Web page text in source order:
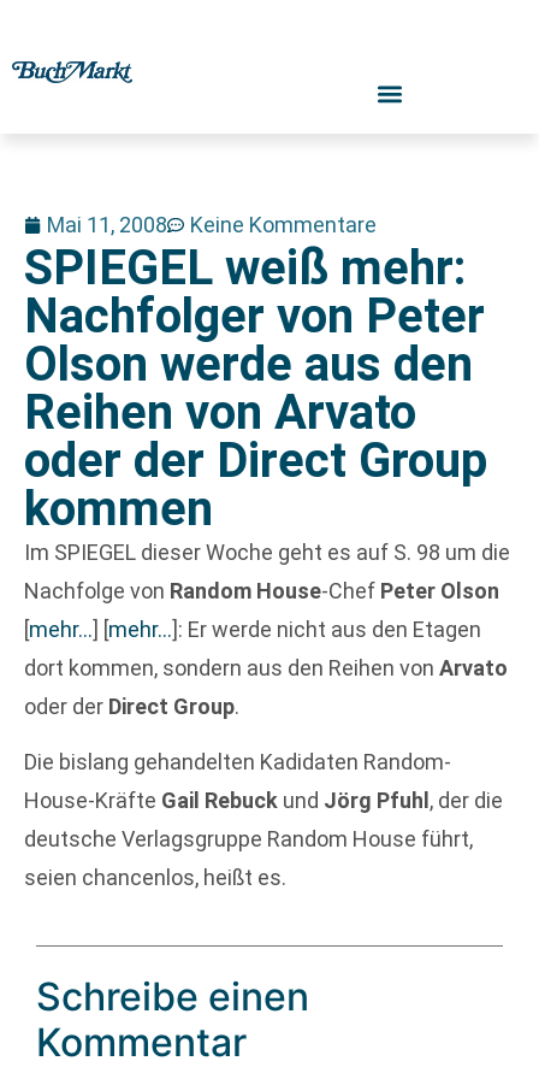
Mai 11, 2008 Keine Kommentare
SPIEGEL weiß mehr:
Nachfolger von Peter
Olson werde aus den
Reihen von Arvato
oder der Direct Group
kommen
Im SPIEGEL dieser Woche geht es auf S. 98 um die
Nachfolge von Random House-Chef Peter Olson
[mehr…] [mehr…]: Er werde nicht aus den Etagen
dort kommen, sondern aus den Reihen von Arvato
oder der Direct Group.
Die bislang gehandelten Kadidaten Random-
House-Kräfte Gail Rebuck und Jörg Pfuhl , der die
deutsche Verlagsgruppe Random House führt,
seien chancenlos, heißt es.
Schreibe einen
Kommentar